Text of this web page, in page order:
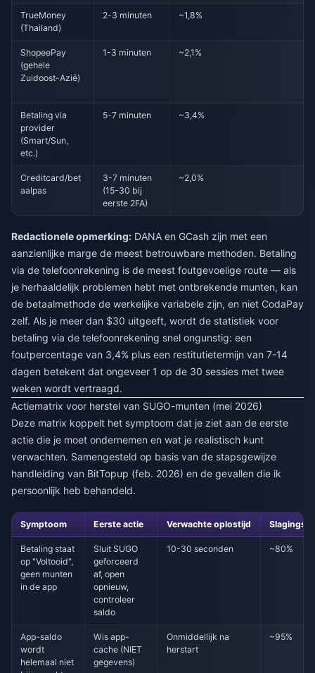
TrueMoney
(Thailand)
2-3 minuten ~1,8%
ShopeePay
(gehele
Zuidoost-Azië)
1-3 minuten ~2,1%
Betaling via
provider
(Smart/Sun,
etc.)
5-7 minuten ~3,4%
Creditcard/bet
aalpas
3-7 minuten
(15-30 bij
eerste 2FA)
~2,0%
Redactionele opmerking: DANA en GCash zijn met een
aanzienlijke marge de meest betrouwbare methoden. Betaling
via de telefoonrekening is de meest foutgevoelige route — als
je herhaaldelijk problemen hebt met ontbrekende munten, kan
de betaalmethode de werkelijke variabele zijn, en niet CodaPay
zelf. Als je meer dan $30 uitgeeft, wordt de statistiek voor
betaling via de telefoonrekening snel ongunstig: een
foutpercentage van 3,4% plus een restitutietermijn van 7-14
dagen betekent dat ongeveer 1 op de 30 sessies met twee
weken wordt vertraagd.
Actiematrix voor herstel van SUGO-munten (mei 2026)
Deze matrix koppelt het symptoom dat je ziet aan de eerste
actie die je moet ondernemen en wat je realistisch kunt
verwachten. Samengesteld op basis van de stapsgewijze
handleiding van BitTopup (feb. 2026) en de gevallen die ik
persoonlijk heb behandeld.
Symptoom Eerste actie Verwachte oplostijd
Betaling staat
op "Voltooid",
geen munten
in de app
Sluit SUGO
geforceerd
af, open
opnieuw,
controleer
saldo
10-30 seconden ~80%
App-saldo
wordt
helemaal niet
Wis app-
cache (NIET
gegevens)
Onmiddellijk na
herstart
~95%